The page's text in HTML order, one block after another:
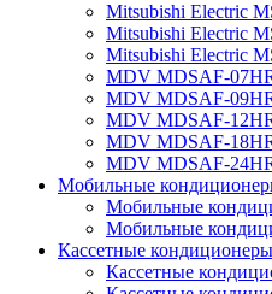
Mitsubishi Electric
Mitsubishi Electric
Mitsubishi Electric
MDV MDSAF-
MDV MDSAF-
MDV MDSAF-
MDV MDSAF-
MDV MDSAF-
Мобильные
Мобильные
Мобильные
Кассетные кондиционеры
Кассетные